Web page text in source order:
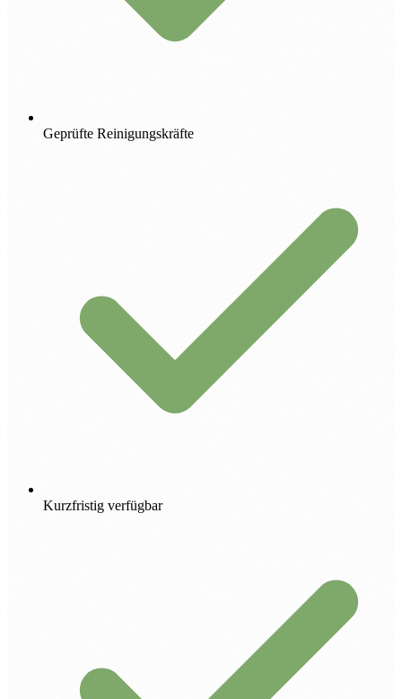
Geprüfte Reinigungskräfte
Kurzfristig verfügbar